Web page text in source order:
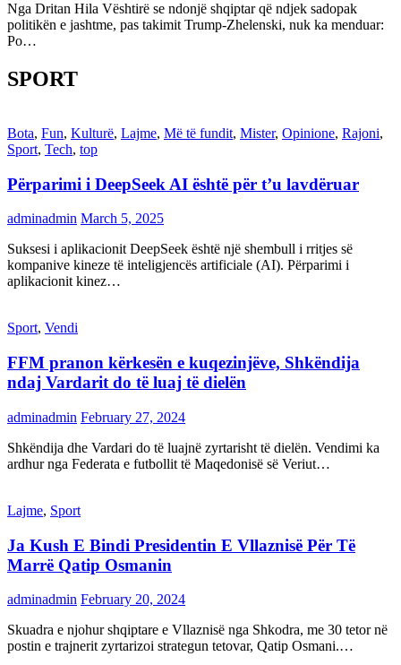
Nga Dritan Hila Vështirë se ndonjë shqiptar që ndjek sadopak
politikën e jashtme, pas takimit Trump-Zhelenski, nuk ka menduar:
Po…
SPORT
Bota, Fun, Kulturë, Lajme, Më të fundit, Mister, Opinione, Rajoni,
Sport, Tech, top
Përparimi i DeepSeek AI është për t’u lavdëruar
adminadmin March 5, 2025
Suksesi i aplikacionit DeepSeek është një shembull i rritjes së
kompanive kineze të inteligjencës artificiale (AI). Përparimi i
aplikacionit kinez…
Sport, Vendi
FFM pranon kërkesën e kuqezinjëve, Shkëndija
ndaj Vardarit do të luaj të dielën
adminadmin February 27, 2024
Shkëndija dhe Vardari do të luajnë zyrtarisht të dielën. Vendimi ka
ardhur nga Federata e futbollit të Maqedonisë së Veriut…
Lajme, Sport
Ja Kush E Bindi Presidentin E Vllaznisë Për Të
Marrë Qatip Osmanin
adminadmin February 20, 2024
Skuadra e njohur shqiptare e Vllaznisë nga Shkodra, me 30 tetor në
postin e trajnerit zyrtarizoi strategun tetovar, Qatip Osmani.…